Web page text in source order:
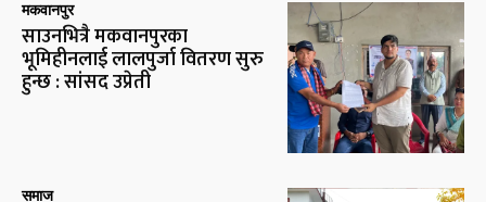
मकवानपुर
साउनभित्रै मकवानपुरका
भूमिहीनलाई लालपुर्जा वितरण सुरु
हुन्छ : सांसद उप्रेती
समाज